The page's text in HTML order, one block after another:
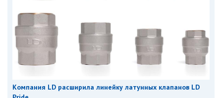
Компания LD расширила линейку латунных клапанов LD